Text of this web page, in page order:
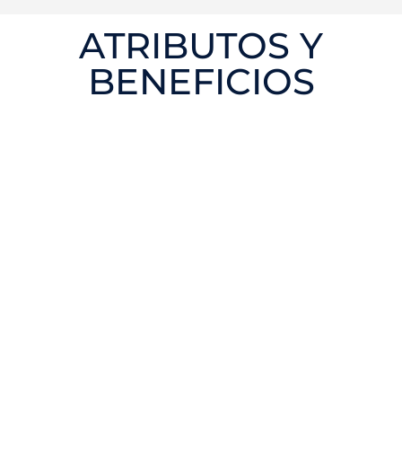
ATRIBUTOS Y
BENEFICIOS